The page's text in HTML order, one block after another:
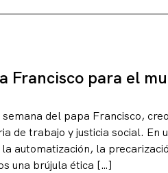
Francisco para el
del papa Francisco,
de trabajo y justicia social. En
automatización, la
una brújula ética […]